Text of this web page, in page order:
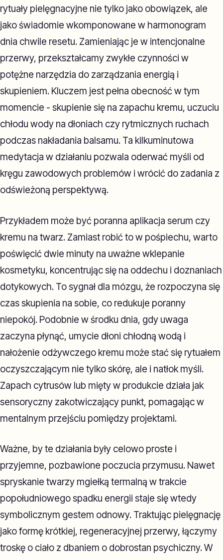
rytuały pielęgnacyjne nie tylko jako obowiązek, ale
jako świadomie wkomponowane w harmonogram
dnia chwile resetu. Zamieniając je w intencjonalne
przerwy, przekształcamy zwykłe czynności w
potężne narzędzia do zarządzania energią i
skupieniem. Kluczem jest pełna obecność w tym
momencie - skupienie się na zapachu kremu, uczuciu
chłodu wody na dłoniach czy rytmicznych ruchach
podczas nakładania balsamu. Ta kilkuminutowa
medytacja w działaniu pozwala oderwać myśli od
kręgu zawodowych problemów i wrócić do zadania z
odświeżoną perspektywą.
Przykładem może być poranna aplikacja serum czy
kremu na twarz. Zamiast robić to w pośpiechu, warto
poświęcić dwie minuty na uważne wklepanie
kosmetyku, koncentrując się na oddechu i doznaniach
dotykowych. To sygnał dla mózgu, że rozpoczyna się
czas skupienia na sobie, co redukuje poranny
niepokój. Podobnie w środku dnia, gdy uwaga
zaczyna płynąć, umycie dłoni chłodną wodą i
nałożenie odżywczego kremu może stać się rytuałem
oczyszczającym nie tylko skórę, ale i natłok myśli.
Zapach cytrusów lub mięty w produkcie działa jak
sensoryczny zakotwiczający punkt, pomagając w
mentalnym przejściu pomiędzy projektami.
Ważne, by te działania były celowo proste i
przyjemne, pozbawione poczucia przymusu. Nawet
spryskanie twarzy mgiełką termalną w trakcie
popołudniowego spadku energii staje się wtedy
symbolicznym gestem odnowy. Traktując pielęgnację
jako formę krótkiej, regeneracyjnej przerwy, łączymy
troskę o ciało z dbaniem o dobrostan psychiczny. W